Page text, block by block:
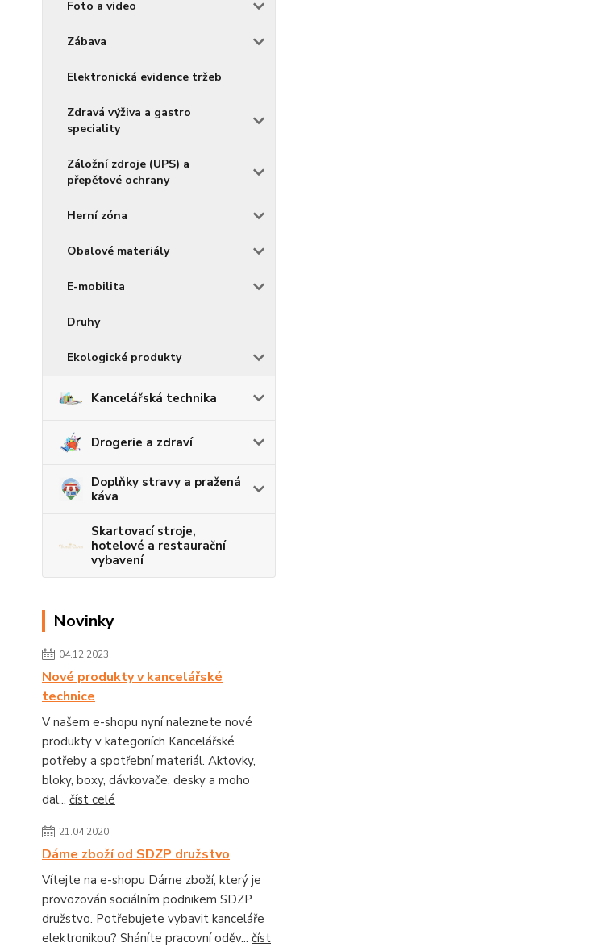
Foto a video
Zábava
Elektronická evidence tržeb
Zdravá výživa a gastro
speciality
Záložní zdroje (UPS) a
přepěťové ochrany
Herní zóna
Obalové materiály
E-mobilita
Druhy
Ekologické produkty
Kancelářská technika
Drogerie a zdraví
Doplňky stravy a pražená
káva
Skartovací stroje,
hotelové a restaurační
vybavení
Novinky
04.12.2023
Nové produkty v kancelářské
technice
V našem e-shopu nyní naleznete nové
produkty v kategoriích Kancelářské
potřeby a spotřební materiál. Aktovky,
bloky, boxy, dávkovače, desky a moho
dal... číst celé
21.04.2020
Dáme zboží od SDZP družstvo
Vítejte na e-shopu Dáme zboží, který je
provozován sociálním podnikem SDZP
družstvo. Potřebujete vybavit kanceláře
elektronikou? Sháníte pracovní oděv... číst